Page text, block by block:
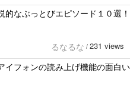
的なぶっとびエピソード１０選！
るなるな / 231 views
イフォンの読み上げ機能の面白い